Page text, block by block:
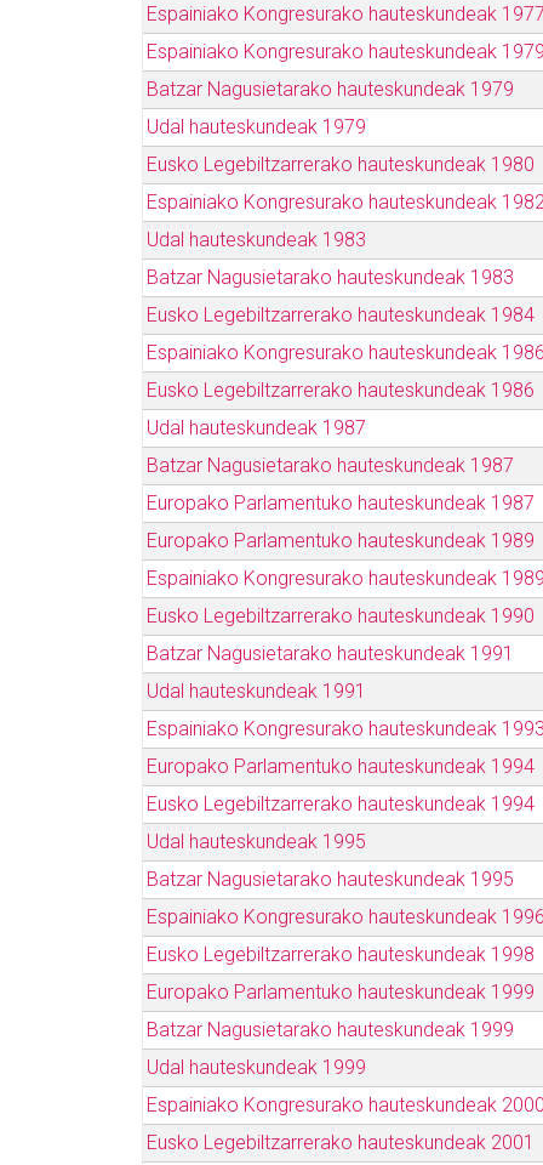
Espainiako Kongresurako hauteskundeak 1977
Espainiako Kongresurako hauteskundeak 1979
Batzar Nagusietarako hauteskundeak 1979
Udal hauteskundeak 1979
Eusko Legebiltzarrerako hauteskundeak 1980
Espainiako Kongresurako hauteskundeak 1982
Udal hauteskundeak 1983
Batzar Nagusietarako hauteskundeak 1983
Eusko Legebiltzarrerako hauteskundeak 1984
Espainiako Kongresurako hauteskundeak 1986
Eusko Legebiltzarrerako hauteskundeak 1986
Udal hauteskundeak 1987
Batzar Nagusietarako hauteskundeak 1987
Europako Parlamentuko hauteskundeak 1987
Europako Parlamentuko hauteskundeak 1989
Espainiako Kongresurako hauteskundeak 1989
Eusko Legebiltzarrerako hauteskundeak 1990
Batzar Nagusietarako hauteskundeak 1991
Udal hauteskundeak 1991
Espainiako Kongresurako hauteskundeak 1993
Europako Parlamentuko hauteskundeak 1994
Eusko Legebiltzarrerako hauteskundeak 1994
Udal hauteskundeak 1995
Batzar Nagusietarako hauteskundeak 1995
Espainiako Kongresurako hauteskundeak 1996
Eusko Legebiltzarrerako hauteskundeak 1998
Europako Parlamentuko hauteskundeak 1999
Batzar Nagusietarako hauteskundeak 1999
Udal hauteskundeak 1999
Espainiako Kongresurako hauteskundeak 2000
Eusko Legebiltzarrerako hauteskundeak 2001